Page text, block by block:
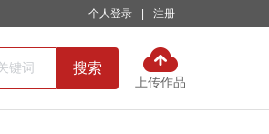
个人登录 注册
搜索
上传作品